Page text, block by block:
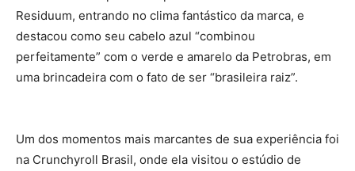
Residuum, entrando no clima fantástico da marca, e
destacou como seu cabelo azul “combinou
perfeitamente” com o verde e amarelo da Petrobras, em
uma brincadeira com o fato de ser “brasileira raiz”.
Um dos momentos mais marcantes de sua experiência foi
na Crunchyroll Brasil, onde ela visitou o estúdio de